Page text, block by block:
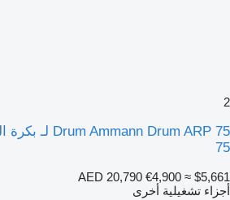
2
75
AED 20,790 €4,900 ≈ $5,661
أجزاء تشغيلية أخرى